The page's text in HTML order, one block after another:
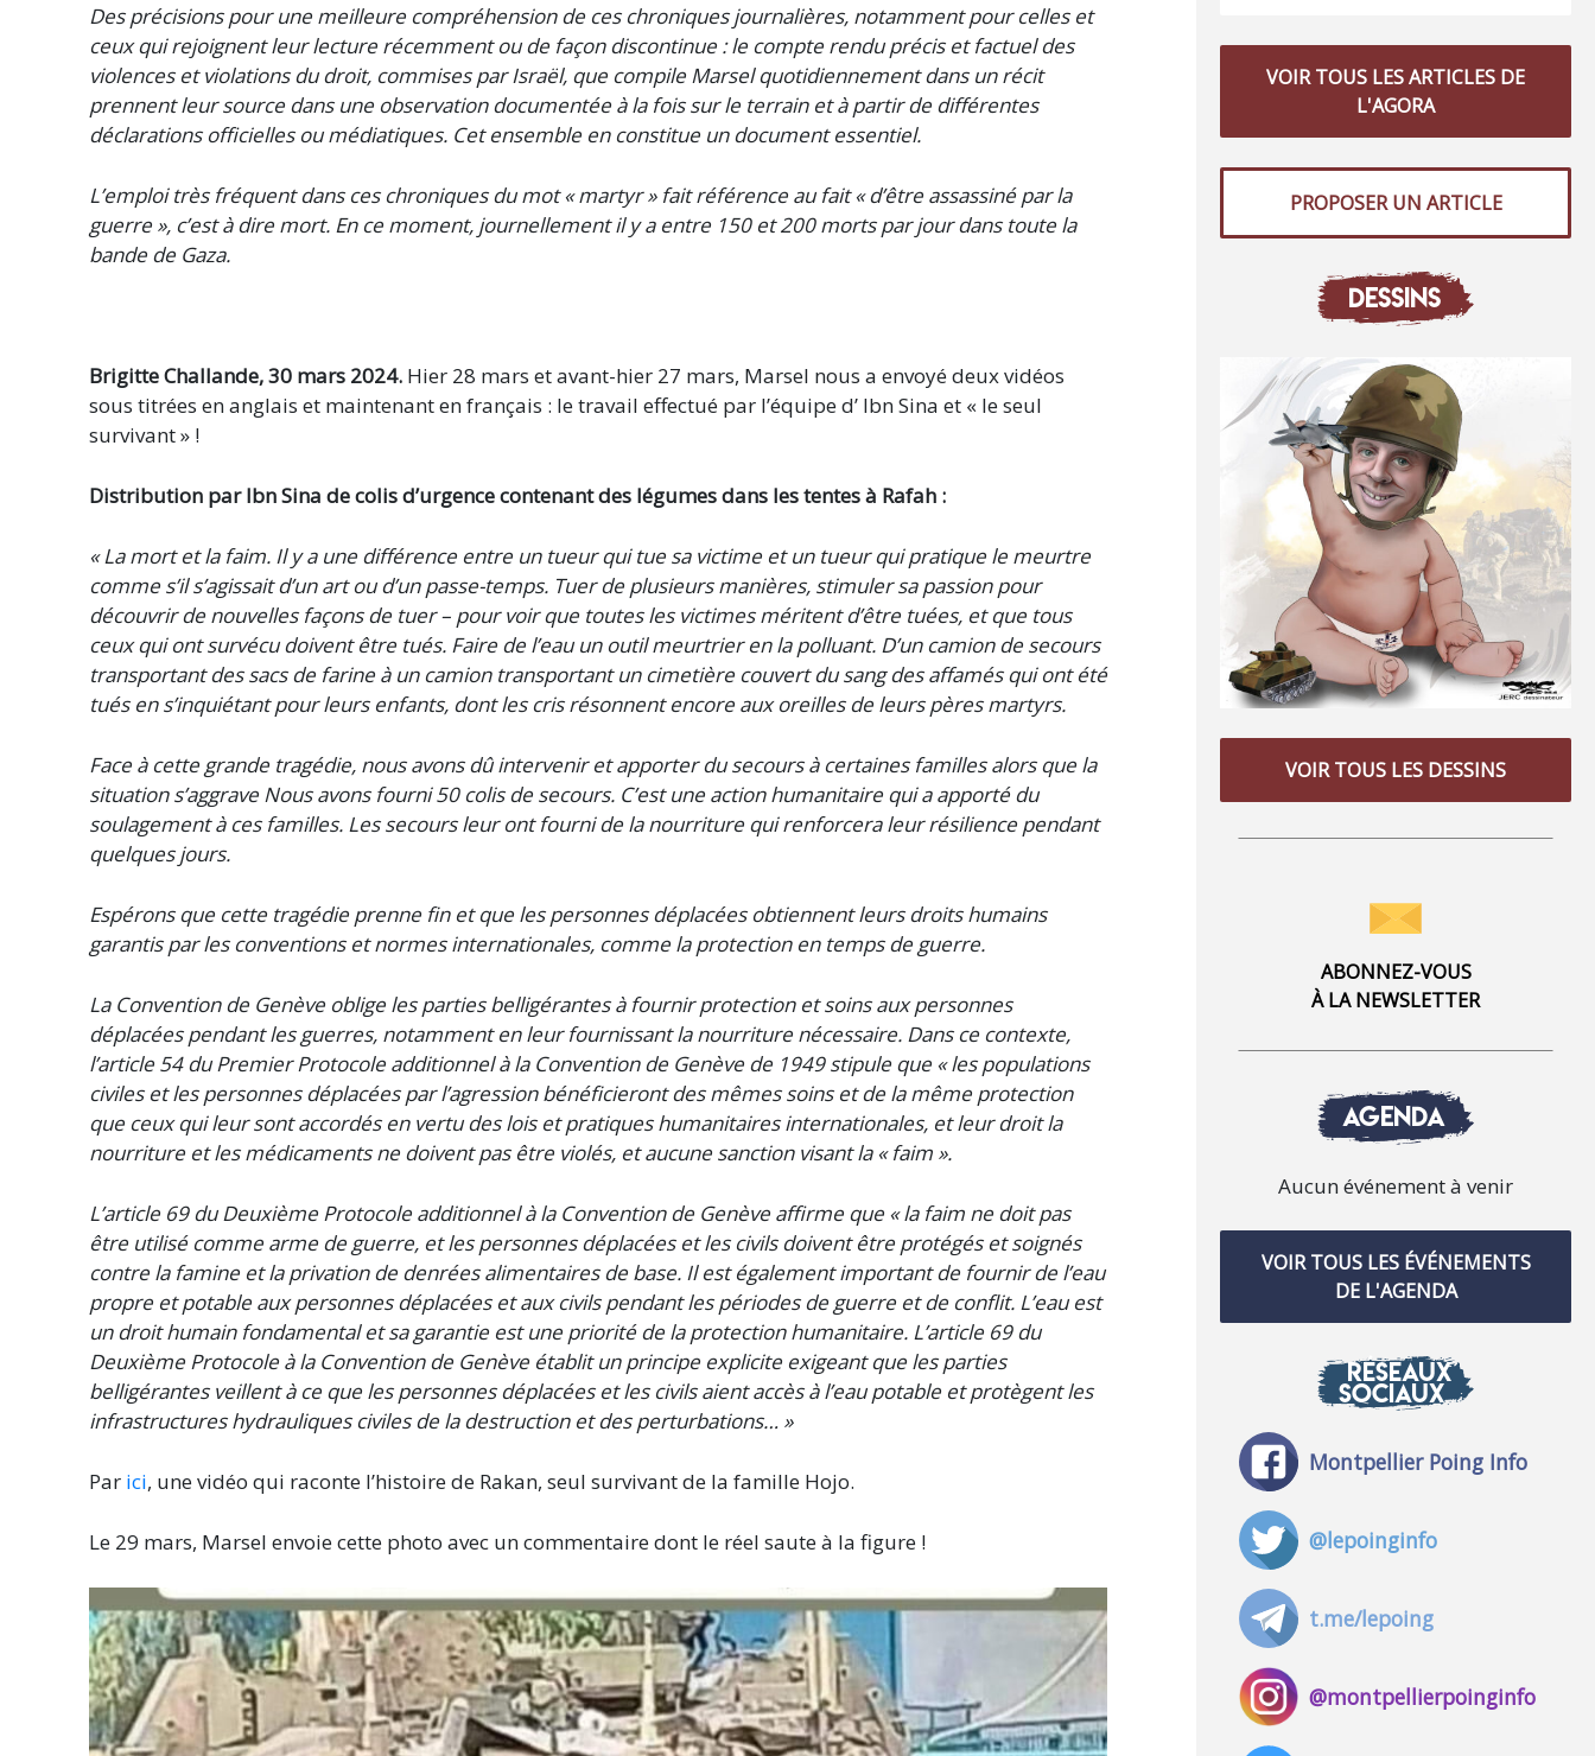
Des précisions pour une meilleure compréhension de ces chroniques journalières, notamment pour celles et
ceux qui rejoignent leur lecture récemment ou de façon discontinue : le compte rendu précis et factuel des
violences et violations du droit, commises par Israël, que compile Marsel quotidiennement dans un récit
prennent leur source dans une observation documentée à la fois sur le terrain et à partir de différentes
déclarations officielles ou médiatiques. Cet ensemble en constitue un document essentiel.
L’emploi très fréquent dans ces chroniques du mot « martyr » fait référence au fait « d’être assassiné par la
guerre », c’est à dire mort. En ce moment, journellement il y a entre 150 et 200 morts par jour dans toute la
bande de Gaza.
Brigitte Challande, 30 mars 2024. Hier 28 mars et avant-hier 27 mars, Marsel nous a envoyé deux vidéos
sous titrées en anglais et maintenant en français : le travail effectué par l’équipe d’ Ibn Sina et « le seul
survivant » !
Distribution par Ibn Sina de colis d’urgence contenant des légumes dans les tentes à Rafah :
« La mort et la faim. Il y a une différence entre un tueur qui tue sa victime et un tueur qui pratique le meurtre
comme s’il s’agissait d’un art ou d’un passe-temps. Tuer de plusieurs manières, stimuler sa passion pour
découvrir de nouvelles façons de tuer – pour voir que toutes les victimes méritent d’être tuées, et que tous
ceux qui ont survécu doivent être tués. Faire de l’eau un outil meurtrier en la polluant. D’un camion de secours
transportant des sacs de farine à un camion transportant un cimetière couvert du sang des affamés qui ont été
tués en s’inquiétant pour leurs enfants, dont les cris résonnent encore aux oreilles de leurs pères martyrs.
Face à cette grande tragédie, nous avons dû intervenir et apporter du secours à certaines familles alors que la
situation s’aggrave Nous avons fourni 50 colis de secours. C’est une action humanitaire qui a apporté du
soulagement à ces familles. Les secours leur ont fourni de la nourriture qui renforcera leur résilience pendant
quelques jours.
Espérons que cette tragédie prenne fin et que les personnes déplacées obtiennent leurs droits humains
garantis par les conventions et normes internationales, comme la protection en temps de guerre.
La Convention de Genève oblige les parties belligérantes à fournir protection et soins aux personnes
déplacées pendant les guerres, notamment en leur fournissant la nourriture nécessaire. Dans ce contexte,
l’article 54 du Premier Protocole additionnel à la Convention de Genève de 1949 stipule que « les populations
civiles et les personnes déplacées par l’agression bénéficieront des mêmes soins et de la même protection
que ceux qui leur sont accordés en vertu des lois et pratiques humanitaires internationales, et leur droit la
nourriture et les médicaments ne doivent pas être violés, et aucune sanction visant la « faim ».
L’article 69 du Deuxième Protocole additionnel à la Convention de Genève affirme que « la faim ne doit pas
être utilisé comme arme de guerre, et les personnes déplacées et les civils doivent être protégés et soignés
contre la famine et la privation de denrées alimentaires de base. Il est également important de fournir de l’eau
propre et potable aux personnes déplacées et aux civils pendant les périodes de guerre et de conflit. L’eau est
un droit humain fondamental et sa garantie est une priorité de la protection humanitaire. L’article 69 du
Deuxième Protocole à la Convention de Genève établit un principe explicite exigeant que les parties
belligérantes veillent à ce que les personnes déplacées et les civils aient accès à l’eau potable et protègent les
infrastructures hydrauliques civiles de la destruction et des perturbations… »
Par ici, une vidéo qui raconte l’histoire de Rakan, seul survivant de la famille Hojo.
Le 29 mars, Marsel envoie cette photo avec un commentaire dont le réel saute à la figure !
VOIR TOUS LES ARTICLES DE
L'AGORA
PROPOSER UN ARTICLE
DESSINS
VOIR TOUS LES DESSINS
ABONNEZ-VOUS
À LA NEWSLETTER
AGENDA
Aucun événement à venir
VOIR TOUS LES ÉVÉNEMENTS
DE L'AGENDA
RÉSEAUX
SOCIAUX
Montpellier Poing Info
@lepoinginfo
t.me/lepoing
@montpellierpoinginfo